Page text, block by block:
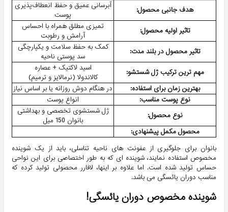
هدف جانبی محصول:
آبرسانی عمیق و حفظ انعطاف‌پذیری
پوست
تاثیر اولیه محصول:
تمیزی مطلق همراه با احساس
آرامش و رطوبت
تاثیر محصول در بلند مدت:
کمک به حفظ سلامت و یکپارچگی
سد پوستی ناحیه
مهم ترین ترکیب ژل شستشو:
اسید لاکتیک + عصاره
کالاندولا (نرمالایز و ترمیم)
بهترین زمان برای استفاده:
در هنگام دوش روزانه یا بر اساس نیاز
نوع پوست مناسب:
انواع پوست
نوع محصول:
ژل شستشوی تخصصی و بهداشتی
بانوان 150 میل
محصول مکمل پیشنهادی:
بانوان برای جلوگیری از عفونت های ناحیه تناسلی، باید از یک شوینده
مخصوص استفاده نمایند، شوینده ای که به طور اختصاصی برای این نواحی
حساس تولید شده است. اما علاوه بر اینها، لافارر محصولی تولید کرده که
مناسب دوران یائسگی می باشد.
شوینده مخصوص دوران یائسگی!